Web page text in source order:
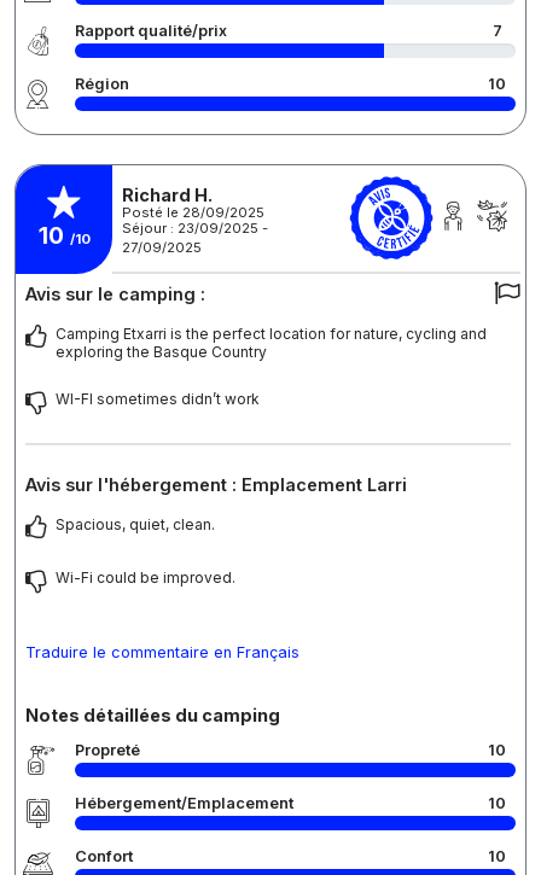
Rapport qualité/prix 7
Région 10
10 /10
Richard H.
Posté le 28/09/2025
Séjour : 23/09/2025 -
27/09/2025
Avis sur le camping :
Camping Etxarri is the perfect location for nature, cycling and
exploring the Basque Country
WI-FI sometimes didn’t work
Avis sur l'hébergement : Emplacement Larri
Spacious, quiet, clean.
Wi-Fi could be improved.
Traduire le commentaire en Français
Notes détaillées du camping
Propreté 10
Hébergement/Emplacement 10
Confort 10